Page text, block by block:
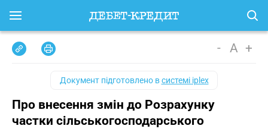
- A +
Документ підготовлено всистемі iplex
Про внесення змін до Розрахунку
частки сільськогосподарського